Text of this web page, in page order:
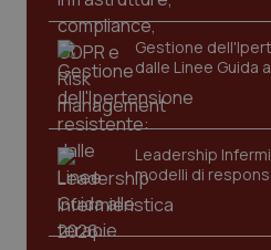
Gestione
dalle Linee Guida
Leadership
modelli di
CookieScriptConsent